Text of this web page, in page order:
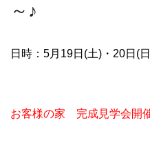
～♪
日時：5月19日(土)・20日(日
お客様の家 完成見学会開